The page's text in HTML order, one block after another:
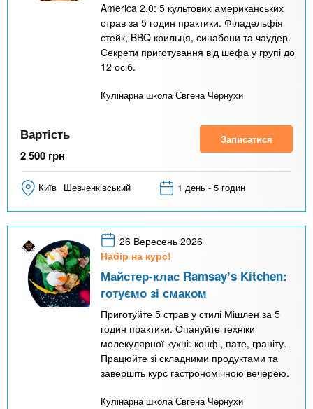
America 2.0: 5 культових американських
страв за 5 годин практики. Філадельфія
стейк, BBQ крильця, синабони та чаудер.
Секрети приготування від шефа у групі до
12 осіб.
Кулінарна школа Євгена Чернухи
Вартість
2 500 грн
Записатися
Київ Шевченківський 1 день - 5 годин
26 Вересень 2026
Набір на курс!
Майстер-клас Ramsayʼs Kitchen:
готуємо зі смаком
Приготуйте 5 страв у стилі Мішлен за 5
годин практики. Опануйте техніки
молекулярної кухні: конфі, пате, граніту.
Працюйте зі складними продуктами та
завершіть курс гастрономічною вечерею.
Кулінарна школа Євгена Чернухи